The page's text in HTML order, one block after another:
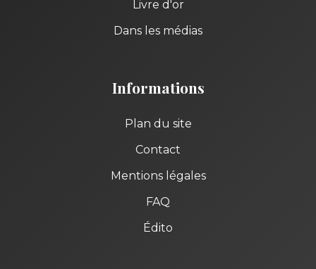
Livre d'or
Dans les médias
Informations
Plan du site
Contact
Mentions légales
FAQ
Édito